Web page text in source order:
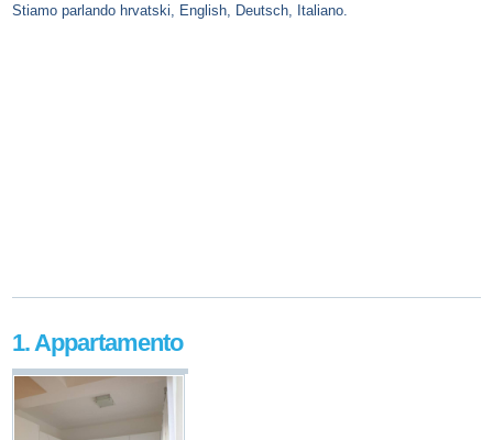
Stiamo parlando hrvatski, English, Deutsch, Italiano.
1. Appartamento